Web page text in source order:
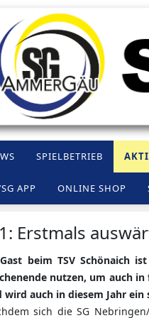
SPIELBETRIEB
APP ONLINE SHOP
Erstmals
beim TSV Schönaich
nutzen, um auch
wird auch in diesem Jahr ein
sich die SG